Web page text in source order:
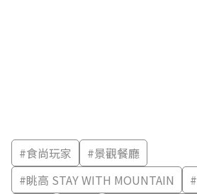
#食尚玩家 #景觀餐廳
#眺高 STAY WITH MOUNTAIN #